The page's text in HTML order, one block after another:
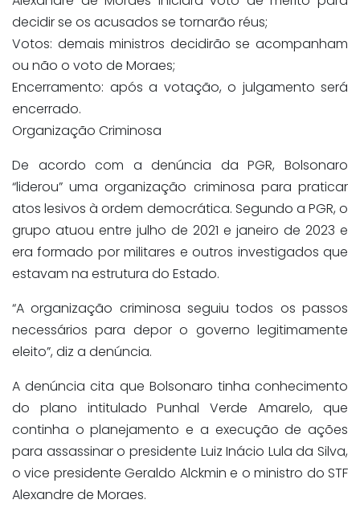
decidir se os acusados se tornarão réus;
Votos: demais ministros decidirão se acompanham
ou não o voto de Moraes;
Encerramento: após a votação, o julgamento será
encerrado.
Organização Criminosa
De acordo com a denúncia da PGR, Bolsonaro
“liderou” uma organização criminosa para praticar
atos lesivos à ordem democrática. Segundo a PGR, o
grupo atuou entre julho de 2021 e janeiro de 2023 e
era formado por militares e outros investigados que
estavam na estrutura do Estado.
“A organização criminosa seguiu todos os passos
necessários para depor o governo legitimamente
eleito”, diz a denúncia.
A denúncia cita que Bolsonaro tinha conhecimento
do plano intitulado Punhal Verde Amarelo, que
continha o planejamento e a execução de ações
para assassinar o presidente Luiz Inácio Lula da Silva,
o vice presidente Geraldo Alckmin e o ministro do STF
Alexandre de Moraes.